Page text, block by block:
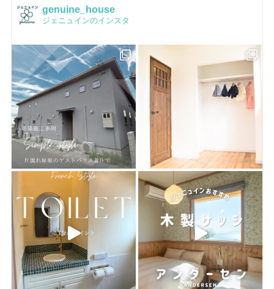
ピンタレスト
houzz
お客様のお店
おうちづくり
genuine_house
ジェニュインのインスタ